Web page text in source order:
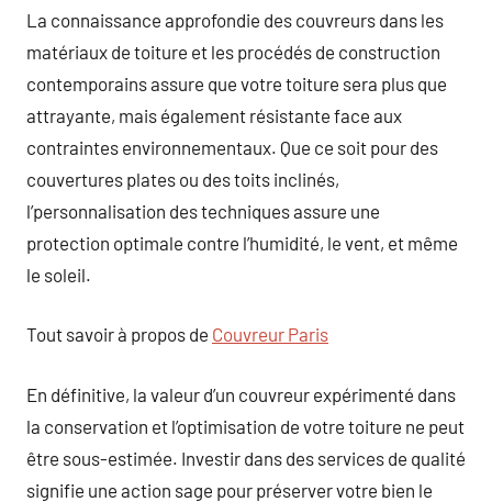
La connaissance approfondie des couvreurs dans les
matériaux de toiture et les procédés de construction
contemporains assure que votre toiture sera plus que
attrayante, mais également résistante face aux
contraintes environnementaux. Que ce soit pour des
couvertures plates ou des toits inclinés,
l’personnalisation des techniques assure une
protection optimale contre l’humidité, le vent, et même
le soleil.
Tout savoir à propos de Couvreur Paris
En définitive, la valeur d’un couvreur expérimenté dans
la conservation et l’optimisation de votre toiture ne peut
être sous-estimée. Investir dans des services de qualité
signifie une action sage pour préserver votre bien le